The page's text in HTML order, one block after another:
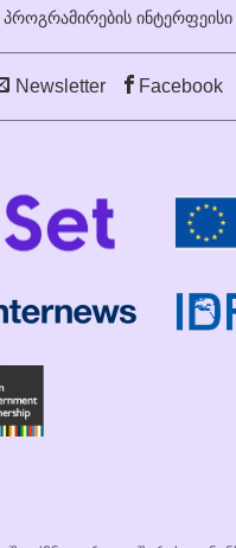
პროგრამირების ინტერფეისი
Newsletter Facebook